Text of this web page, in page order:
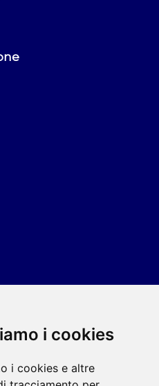
i cookies
i cookies e altre
imprese
sul lavoro
danni